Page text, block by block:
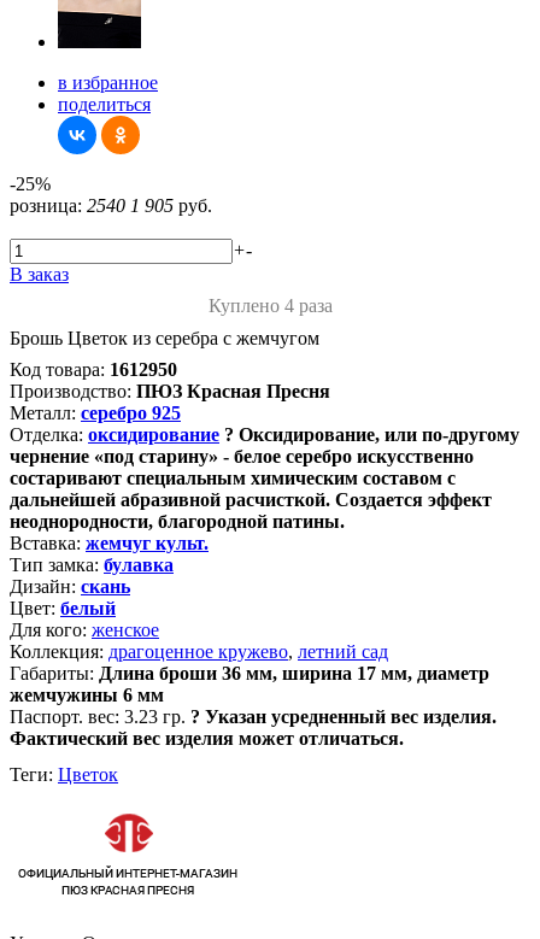
в избранное
поделиться
-25%
розница: 2540 1 905 руб.
+-
В заказ
Куплено 4 раза
Брошь Цветок из серебра с жемчугом
Код товара: 1612950
Производство: ПЮЗ Красная Пресня
Металл: серебро 925
Отделка: оксидирование ? Оксидирование, или по-другому
чернение «под старину» - белое серебро искусственно
состаривают специальным химическим составом с
дальнейшей абразивной расчисткой. Создается эффект
неоднородности, благородной патины.
Вставка: жемчуг культ.
Тип замка: булавка
Дизайн: скань
Цвет: белый
Для кого: женское
Коллекция: драгоценное кружево, летний сад
Габариты: Длина броши 36 мм, ширина 17 мм, диаметр
жемчужины 6 мм
Паспорт. вес: 3.23 гр. ? Указан усредненный вес изделия.
Фактический вес изделия может отличаться.
Теги: Цветок